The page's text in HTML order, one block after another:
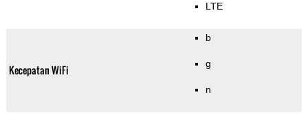
LTE
Kecepatan WiFi
b
g
n